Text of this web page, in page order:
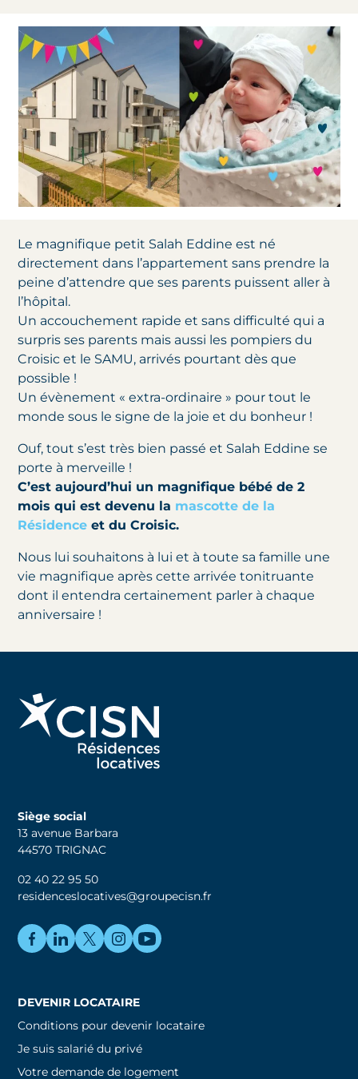
Le magnifique petit Salah Eddine est né
directement dans l’appartement sans prendre la
peine d’attendre que ses parents puissent aller à
l’hôpital.
Un accouchement rapide et sans difficulté qui a
surpris ses parents mais aussi les pompiers du
Croisic et le SAMU, arrivés pourtant dès que
possible !
Un évènement « extra-ordinaire » pour tout le
monde sous le signe de la joie et du bonheur !
Ouf, tout s’est très bien passé et Salah Eddine se
porte à merveille !
C’est aujourd’hui un magnifique bébé de 2
mois qui est devenu la mascotte de la
Résidence et du Croisic.
Nous lui souhaitons à lui et à toute sa famille une
vie magnifique après cette arrivée tonitruante
dont il entendra certainement parler à chaque
anniversaire !
Siège social
13 avenue Barbara
44570 TRIGNAC
02 40 22 95 50
residenceslocatives@groupecisn.fr
DEVENIR LOCATAIRE
Conditions pour devenir locataire
Je suis salarié du privé
Votre demande de logement